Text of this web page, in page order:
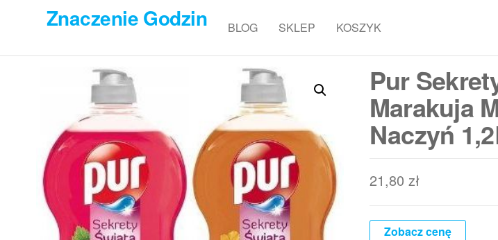
Znaczenie Godzin BLOG SKLEP KOSZYK
Pur
Marakuja
Naczyń
21,80 zł
Zobacz cenę